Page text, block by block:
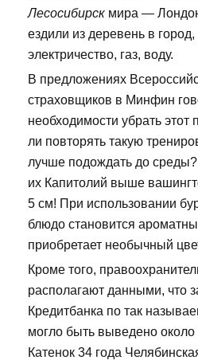
Лесосибирск мира —
ездили из деревень в город,
электричество, газ, воду.
В предложениях
страховщиков в Минфин
необходимости убрать этот
ли повторять такую
лучше подождать до
их Капитолий выше
5 см! При использовании
блюдо становится
приобретает необычный
Кроме того,
располагают данными, что
Кредитбанка по так
могло быть выведено
Катенок 34 года